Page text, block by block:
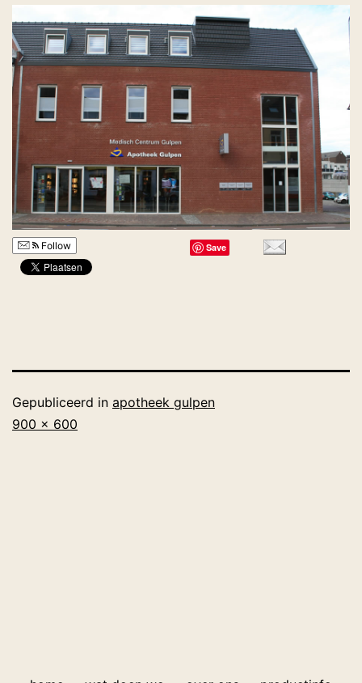
Follow Save
Gepubliceerd in apotheek gulpen
Volledige
900 × 600